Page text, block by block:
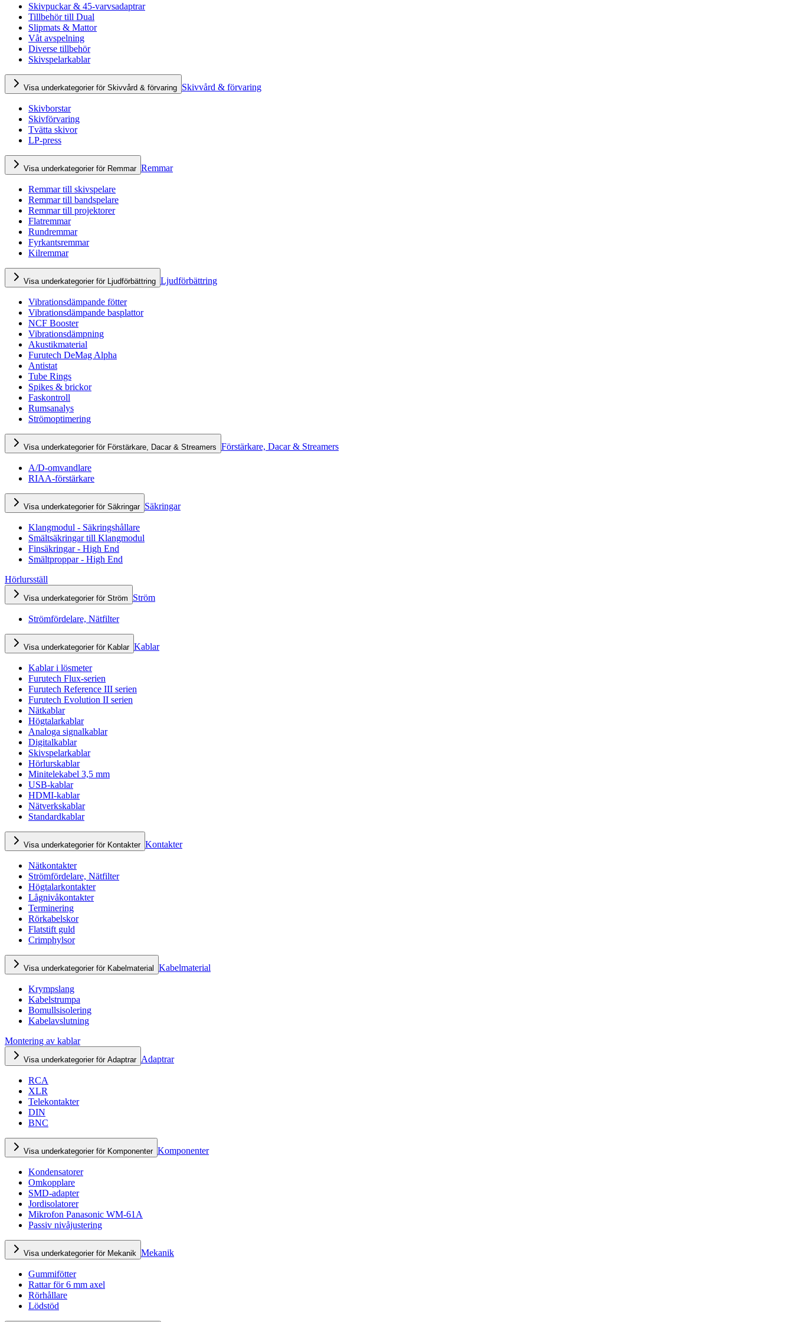
Skivpuckar & 45-varvsadaptrar
Tillbehör till Dual
Slipmats & Mattor
Våt avspelning
Diverse tillbehör
Skivspelarkablar
Visa underkategorier för Skivvård & förvaring Skivvård & förvaring
Skivborstar
Skivförvaring
Tvätta skivor
LP-press
Visa underkategorier för Remmar Remmar
Remmar till skivspelare
Remmar till bandspelare
Remmar till projektorer
Flatremmar
Rundremmar
Fyrkantsremmar
Kilremmar
Visa underkategorier för Ljudförbättring Ljudförbättring
Vibrationsdämpande fötter
Vibrationsdämpande basplattor
NCF Booster
Vibrationsdämpning
Akustikmaterial
Furutech DeMag Alpha
Antistat
Tube Rings
Spikes & brickor
Faskontroll
Rumsanalys
Strömoptimering
Visa underkategorier för Förstärkare, Dacar & Streamers Förstärkare, Dacar & Streamers
A/D-omvandlare
RIAA-förstärkare
Visa underkategorier för Säkringar Säkringar
Klangmodul - Säkringshållare
Smältsäkringar till Klangmodul
Finsäkringar - High End
Smältproppar - High End
Hörlursställ
Visa underkategorier för Ström Ström
Strömfördelare, Nätfilter
Visa underkategorier för Kablar Kablar
Kablar i lösmeter
Furutech Flux-serien
Furutech Reference III serien
Furutech Evolution II serien
Nätkablar
Högtalarkablar
Analoga signalkablar
Digitalkablar
Skivspelarkablar
Hörlurskablar
Minitelekabel 3,5 mm
USB-kablar
HDMI-kablar
Nätverkskablar
Standardkablar
Visa underkategorier för Kontakter Kontakter
Nätkontakter
Strömfördelare, Nätfilter
Högtalarkontakter
Lågnivåkontakter
Terminering
Rörkabelskor
Flatstift guld
Crimphylsor
Visa underkategorier för Kabelmaterial Kabelmaterial
Krympslang
Kabelstrumpa
Bomullsisolering
Kabelavslutning
Montering av kablar
Visa underkategorier för Adaptrar Adaptrar
RCA
XLR
Telekontakter
DIN
BNC
Visa underkategorier för Komponenter Komponenter
Kondensatorer
Omkopplare
SMD-adapter
Jordisolatorer
Mikrofon Panasonic WM-61A
Passiv nivåjustering
Visa underkategorier för Mekanik Mekanik
Gummifötter
Rattar för 6 mm axel
Rörhållare
Lödstöd